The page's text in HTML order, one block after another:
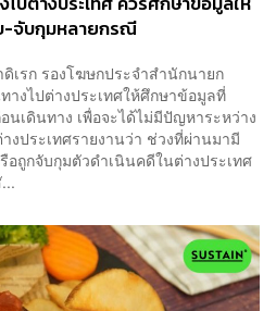
-จับกุมหลายกรณี
เรก รองโฆษกประจำสำนักนายก
างไปต่างประเทศให้ศึกษาข้อมูลที่
นเดินทาง เพื่อจะได้ไม่มีปัญหาระหว่าง
งประเทศรายงานว่า ช่วงที่ผ่านมามี
อถูกจับกุมตัวดำเนินคดีในต่างประเทศ